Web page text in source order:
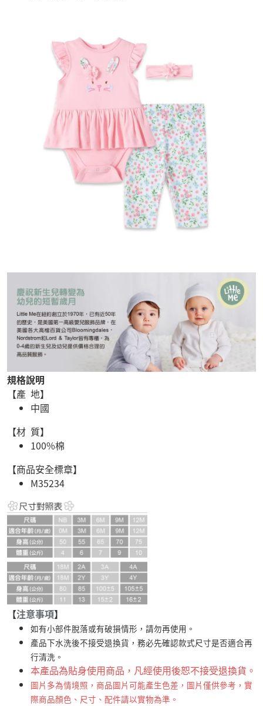
規格說明
【產 地】
中國
【材 質】
100%棉
【商品安全標章】
M35234
【注意事項】
如有小部件脫落或有破損情形，請勿再使用。
產品下水洗後不接受退換貨，務必先確認款式尺寸是否適合再
行清洗。
本產品為貼身使用商品，凡經使用後恕不接受退換貨。
圖片多為情境照，商品圖片可能產生色差，圖片僅供參考，實
際商品顏色、尺寸、配件請以實物為準。